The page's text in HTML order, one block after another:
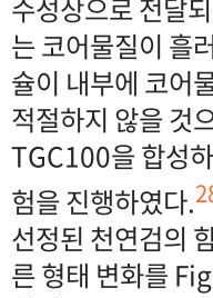
수성상으로 전달
는 코어물질이 흘
슐이 내부에 코어
적절하지 않을 것
TGC100을 합성
험을 진행하였다.
선정된 천연검의
른 형태 변화를